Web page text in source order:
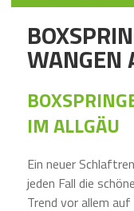
WANGEN
IM ALLGÄU
Ein neuer
jeden Fall die
Trend vor allem